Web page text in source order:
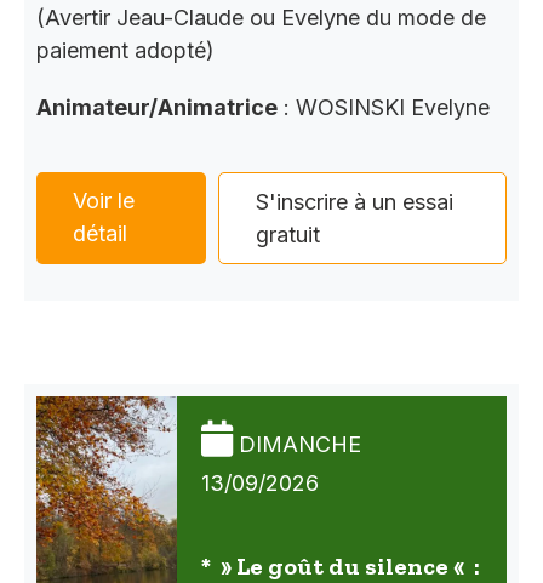
(Avertir Jeau-Claude ou Evelyne du mode de
paiement adopté)
Animateur/Animatrice : WOSINSKI Evelyne
Voir le
détail
S'inscrire à un essai
gratuit
DIMANCHE
13/09/2026
* » Le goût du silence « :